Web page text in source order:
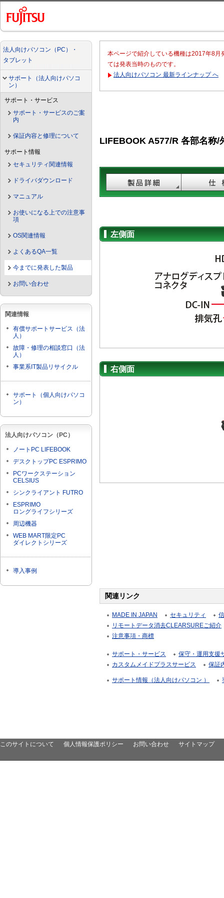
法人向けパソコン（PC）・
タブレット
サポート（法人向けパソコ
ン）
サポート・サービス
サポート・サービスのご案
内
保証内容と修理について
サポート情報
セキュリティ関連情報
ドライバダウンロード
マニュアル
お使いになる上での注意事
項
OS関連情報
よくあるQA一覧
今までに発表した製品
お問い合わせ
関連情報
有償サポートサービス（法
人）
故障・修理の相談窓口（法
人）
事業系IT製品リサイクル
サポート（個人向けパソコ
ン）
法人向けパソコン（PC）
ノートPC LIFEBOOK
デスクトップPC ESPRIMO
PCワークステーション
CELSIUS
シンクライアント FUTRO
ESPRIMO
ロングライフシリーズ
周辺機器
WEB MART限定PC
ダイレクトシリーズ
導入事例
本ページで紹介している機種は2017年8
ては発表当時のものです。
法人向けパソコン 最新ラインナップ へ
LIFEBOOK A577/R 各部名称/
左側面
右側面
関連リンク
MADE IN JAPAN セキュリティ
リモートデータ消去CLEARSUREご紹介
注意事項・商標
サポート・サービス
保守・運用支援
カスタムメイドプラスサービス
保証
サポート情報（法人向けパソコン ）
このサイトについて 個人情報保護ポリシー お問い合わせ サイトマップ